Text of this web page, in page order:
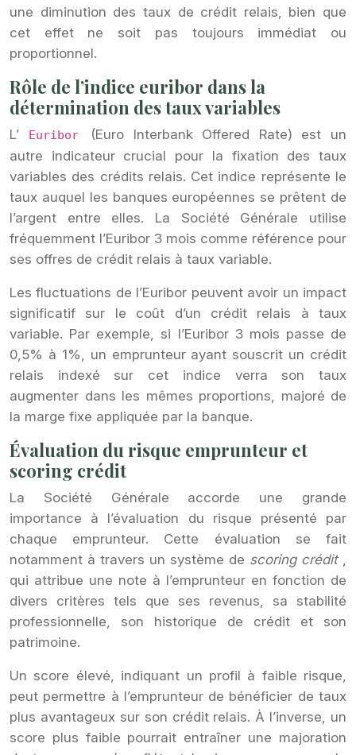
une diminution des taux de crédit relais, bien que
cet effet ne soit pas toujours immédiat ou
proportionnel.
Rôle de l’indice euribor dans la
détermination des taux variables
L’ Euribor
(Euro Interbank Offered Rate) est un
autre indicateur crucial pour la fixation des taux
variables des crédits relais. Cet indice représente le
taux auquel les banques européennes se prêtent de
l’argent entre elles. La Société Générale utilise
fréquemment l’Euribor 3 mois comme référence pour
ses offres de crédit relais à taux variable.
Les fluctuations de l’Euribor peuvent avoir un impact
significatif sur le coût d’un crédit relais à taux
variable. Par exemple, si l’Euribor 3 mois passe de
0,5% à 1%, un emprunteur ayant souscrit un crédit
relais indexé sur cet indice verra son taux
augmenter dans les mêmes proportions, majoré de
la marge fixe appliquée par la banque.
Évaluation du risque emprunteur et
scoring crédit
La Société Générale accorde une grande
importance à l’évaluation du risque présenté par
chaque emprunteur. Cette évaluation se fait
notamment à travers un système de scoring crédit
qui attribue une note à l’emprunteur en fonction de
divers critères tels que ses revenus, sa stabilité
professionnelle, son historique de crédit et son
patrimoine.
Un score élevé, indiquant un profil à faible risque,
peut permettre à l’emprunteur de bénéficier de taux
plus avantageux sur son crédit relais. À l’inverse, un
score plus faible pourrait entraîner une majoration